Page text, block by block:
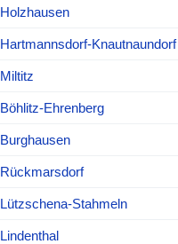
Holzhausen
Hartmannsdorf-Knautnaundorf
Miltitz
Böhlitz-Ehrenberg
Burghausen
Rückmarsdorf
Lützschena-Stahmeln
Lindenthal